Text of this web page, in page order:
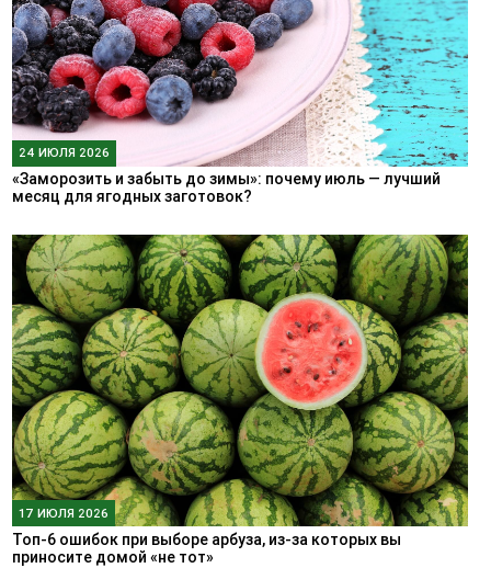
24 ИЮЛЯ 2026
«Заморозить и забыть до зимы»: почему июль — лучший
месяц для ягодных заготовок?
17 ИЮЛЯ 2026
Топ-6 ошибок при выборе арбуза, из-за которых вы
приносите домой «не тот»